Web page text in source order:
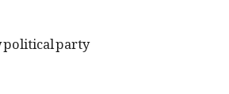
political party